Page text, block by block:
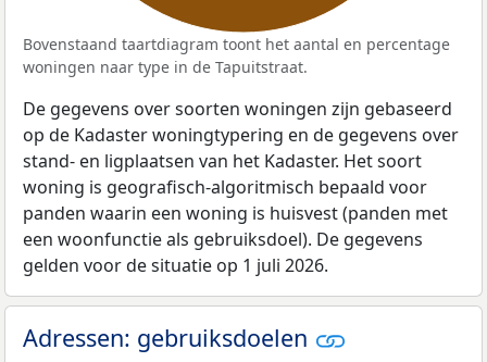
Bovenstaand taartdiagram toont het aantal en percentage
woningen naar type in de Tapuitstraat.
De gegevens over soorten woningen zijn gebaseerd
op de Kadaster woningtypering en de gegevens over
stand- en ligplaatsen van het Kadaster. Het soort
woning is geografisch-algoritmisch bepaald voor
panden waarin een woning is huisvest (panden met
een woonfunctie als gebruiksdoel). De gegevens
gelden voor de situatie op 1 juli 2026.
Adressen: gebruiksdoelen